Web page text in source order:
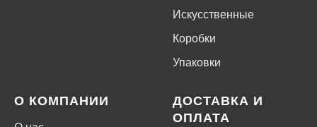
Искусственные
Коробки
Упаковки
О КОМПАНИИ
ДОСТАВКА И
ОПЛАТА